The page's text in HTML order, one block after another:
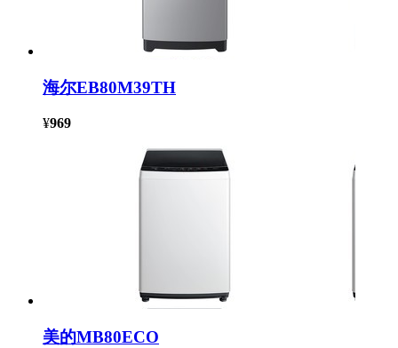
海尔EB80M39TH
¥969
美的MB80ECO